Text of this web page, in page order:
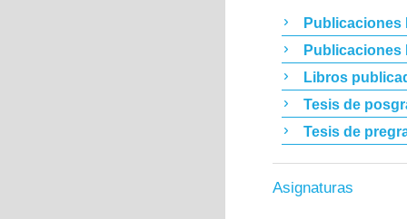
Publicaciones
Publicaciones
Libros
Tesis de
Tesis de
Asignaturas